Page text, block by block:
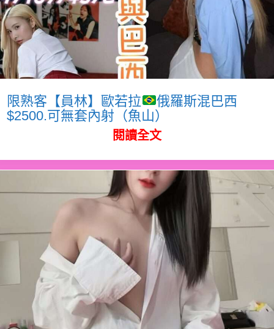
限熟客【員林】歐若拉
俄羅斯混巴西
$2500.可無套內射（魚山）
閱讀全文